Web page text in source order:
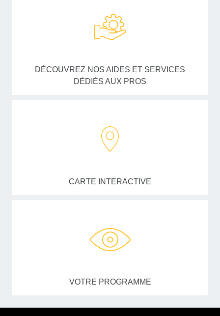
DÉCOUVREZ NOS AIDES ET SERVICES
DÉDIÉS AUX PROS
CARTE INTERACTIVE
VOTRE PROGRAMME